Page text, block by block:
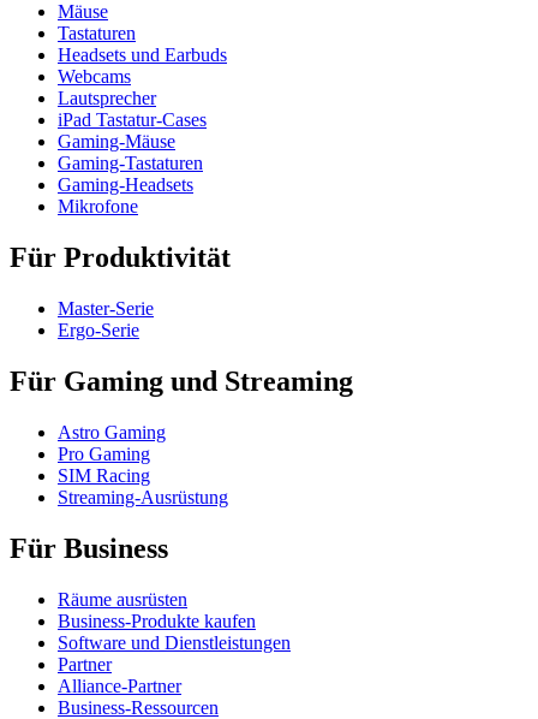
Mäuse
Tastaturen
Headsets und Earbuds
Webcams
Lautsprecher
iPad Tastatur-Cases
Gaming-Mäuse
Gaming-Tastaturen
Gaming-Headsets
Mikrofone
Für Produktivität
Master-Serie
Ergo-Serie
Für Gaming und Streaming
Astro Gaming
Pro Gaming
SIM Racing
Streaming-Ausrüstung
Für Business
Räume ausrüsten
Business-Produkte kaufen
Software und Dienstleistungen
Partner
Alliance-Partner
Business-Ressourcen